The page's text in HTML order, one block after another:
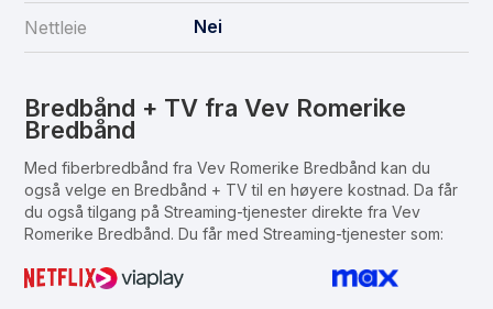
Nettleie Nei
Bredbånd + TV fra Vev Romerike
Bredbånd
Med fiberbredbånd fra Vev Romerike Bredbånd kan du
også velge en Bredbånd + TV til en høyere kostnad. Da får
du også tilgang på Streaming-tjenester direkte fra Vev
Romerike Bredbånd. Du får med Streaming-tjenester som: